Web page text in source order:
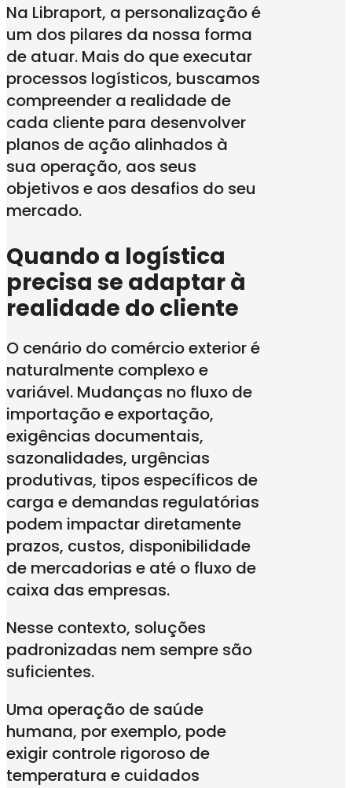
Na Libraport, a personalização é
um dos pilares da nossa forma
de atuar. Mais do que executar
processos logísticos, buscamos
compreender a realidade de
cada cliente para desenvolver
planos de ação alinhados à
sua operação, aos seus
objetivos e aos desafios do seu
mercado.
Quando a logística
precisa se adaptar à
realidade do cliente
O cenário do comércio exterior é
naturalmente complexo e
variável. Mudanças no fluxo de
importação e exportação,
exigências documentais,
sazonalidades, urgências
produtivas, tipos específicos de
carga e demandas regulatórias
podem impactar diretamente
prazos, custos, disponibilidade
de mercadorias e até o fluxo de
caixa das empresas.
Nesse contexto, soluções
padronizadas nem sempre são
suficientes.
Uma operação de saúde
humana, por exemplo, pode
exigir controle rigoroso de
temperatura e cuidados